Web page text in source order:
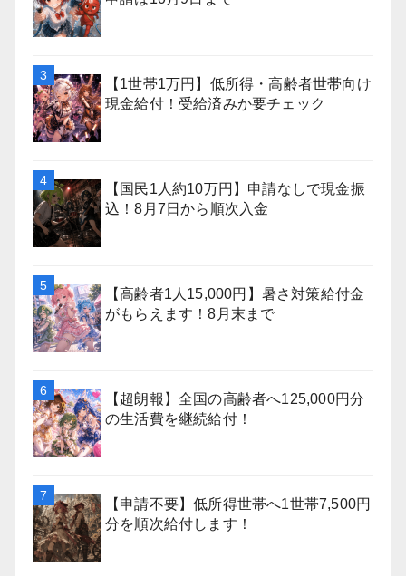
【1世帯1万円】低所得・高齢者世帯向け
現金給付！受給済みか要チェック
【国民1人約10万円】申請なしで現金振
込！8月7日から順次入金
【高齢者1人15,000円】暑さ対策給付金
がもらえます！8月末まで
【超朗報】全国の高齢者へ125,000円分
の生活費を継続給付！
【申請不要】低所得世帯へ1世帯7,500円
分を順次給付します！